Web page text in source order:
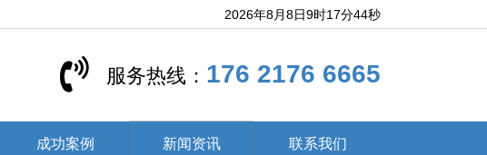
2026年8月8日9时17分45秒
服务热线： 176 2176 6665
成功案例 新闻资讯 联系我们